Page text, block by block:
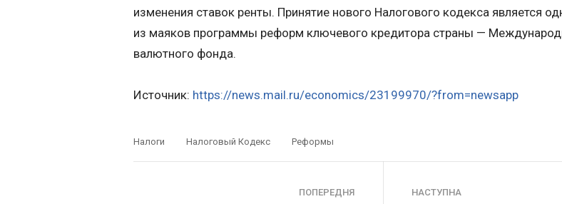
изменения ставок ренты. Принятие нового Налогового кодекса является
из маяков программы реформ ключевого кредитора страны —
валютного фонда.
Источник: https://news.mail.ru/economics/23199970/?from=newsapp
Налоги Налоговый Кодекс Реформы
ПОПЕРЕДНЯ НАСТУПНА